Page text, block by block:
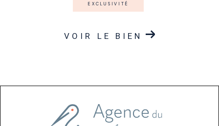
EXCLUSIVITÉ
VOIR LE BIEN